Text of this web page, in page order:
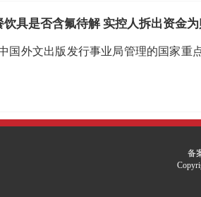
具是否含氟待解 实控人拆出资金
国外文出版发行事业局管理的国家重
备